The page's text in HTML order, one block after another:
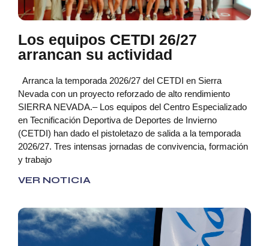
Los equipos CETDI 26/27
arrancan su actividad
Arranca la temporada 2026/27 del CETDI en Sierra
Nevada con un proyecto reforzado de alto rendimiento
SIERRA NEVADA.– Los equipos del Centro Especializado
en Tecnificación Deportiva de Deportes de Invierno
(CETDI) han dado el pistoletazo de salida a la temporada
2026/27. Tres intensas jornadas de convivencia, formación
y trabajo
VER NOTICIA